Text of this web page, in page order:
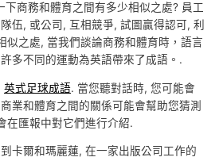
下商務和體育之間有多少相似之處? 員工
伍, 或公司, 互相競爭, 試圖贏得認可, 利
似之處, 當我們談論商務和體育時，語言
多不同的運動為英語帶來了成語。.
英式足球成語. 當您聽對話時, 您可能會
業和體育之間的關係可能​​會幫助您猜測
在匯報中對它們進行介紹.
卡爾和瑪麗蓮, 在一家出版公司工作的